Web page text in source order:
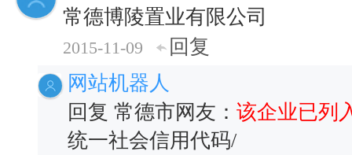
常德博陵置业有限公司
2015-11-09
回复
网站机器人
回复 常德市网友： 该企业已列
统一社会信用代码/